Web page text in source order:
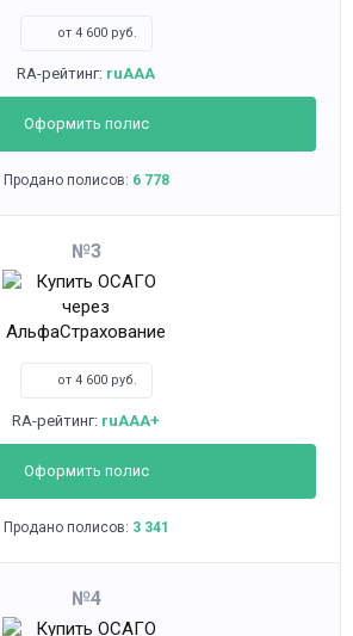
от 4 600 руб.
RA-рейтинг: ruAAA
Оформить полис
Продано полисов: 6 778
3
от 4 600 руб.
RA-рейтинг: ruAAA+
Оформить полис
Продано полисов: 3 341
4